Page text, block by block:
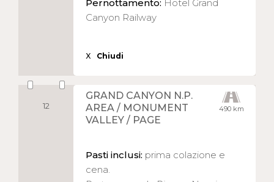
Pernottamento: Hotel Grand
Canyon Railway
X Chiudi
12 490 km
GRAND CANYON N.P.
AREA / MONUMENT
VALLEY / PAGE
Pasti inclusi: prima colazione e
cena.